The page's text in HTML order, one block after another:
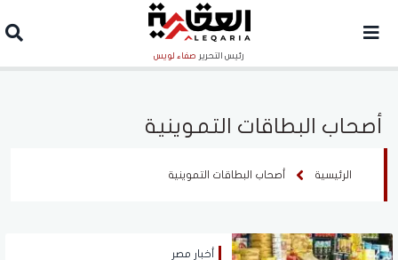
رئيس التحرير صفاء لويس
أصحاب البطاقات التموينية
الرئيسية أصحاب البطاقات التموينية
أخبار مصر